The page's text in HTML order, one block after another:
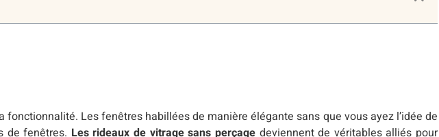
Les fenêtres habillées de manière élégante sans que vous ayez l’idée de
de fenêtres. Les rideaux de vitrage sans perçagedeviennent de véritables alliés pour